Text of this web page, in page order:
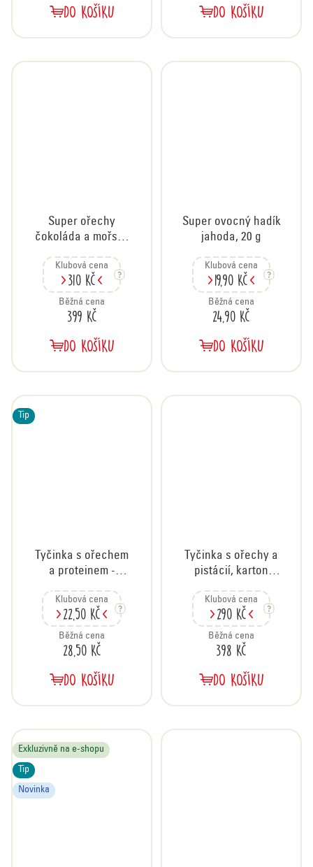
DO KOŠÍKU DO KOŠÍKU
Super ořechy
čokoláda a mořská
Klubová cena
310 Kč
Běžná cena
399 Kč
DO KOŠÍKU
Super ovocný hadík
jahoda, 20 g
Klubová cena
19,90 Kč
Běžná cena
24,90 Kč
DO KOŠÍKU
Tip
Tyčinka s ořechem
a proteinem -
Klubová cena
22,50 Kč
Běžná cena
28,50 Kč
DO KOŠÍKU
Tyčinka s ořechy a
pistácií, karton
Klubová cena
290 Kč
Běžná cena
398 Kč
DO KOŠÍKU
Novinka
Tip
Exkluzivně na e-shopu